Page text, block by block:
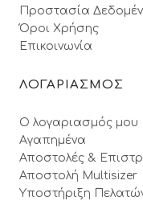
Προστασία
Όροι Xρήσης
Επικοινωνία
ΛΟΓΑΡΙΑΣΜΟΣ
Ο λογαριασμός μου
Αγαπημένα
Αποστολές &
Αποστολή Multisizer
Υποστήριξη